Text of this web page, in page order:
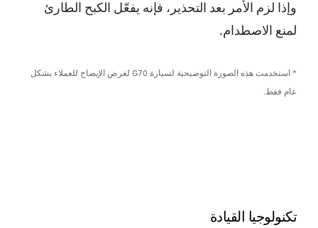
وإذا لزم الأمر بعد التحذير، فإنه يفعّل الكبح الطارئ
لمنع الاصطدام.
* استخدمت هذه الصورة التوضيحية لسيارة G70 لغرض الإيضاح للعملاء بشكل
عام فقط.
تكنولوجيا القيادة